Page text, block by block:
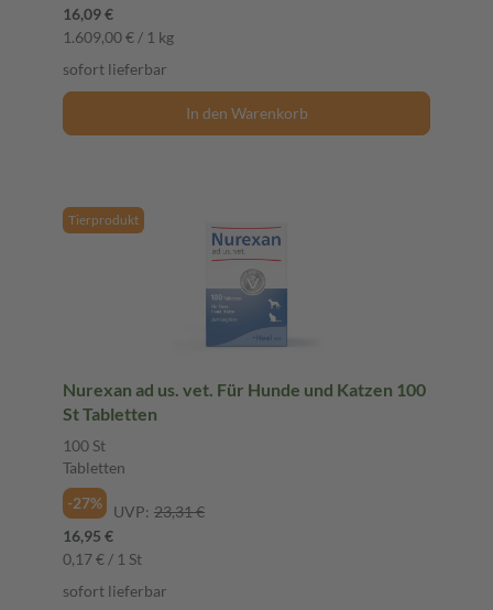
16,09 €
1.609,00 € / 1 kg
sofort lieferbar
In den Warenkorb
Tierprodukt
Nurexan ad us. vet. Für Hunde und Katzen 100
St Tabletten
100 St
Tabletten
-27%
UVP: 23,31 €
16,95 €
0,17 € / 1 St
sofort lieferbar